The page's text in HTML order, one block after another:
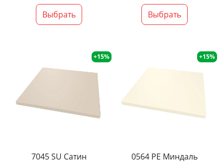
Выбрать Выбрать
+15%
7045 SU Сатин
+15%
0564 PE Миндаль